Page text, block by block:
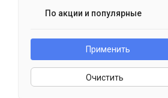
По акции и популярные
Применить
Очистить